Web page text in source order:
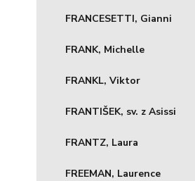
FRANCESETTI, Gianni
FRANK, Michelle
FRANKL, Viktor
FRANTIŠEK, sv. z Asissi
FRANTZ, Laura
FREEMAN, Laurence